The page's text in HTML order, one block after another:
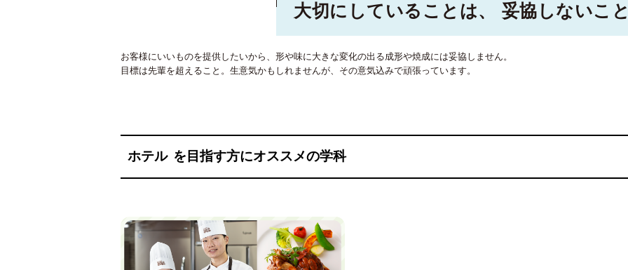
大切にしていることは、 妥協しないこ
お客様にいいものを提供したいから、形や味に大きな変化の出る成形や焼成には妥協しません。
目標は先輩を超えること。生意気かもしれませんが、その意気込みで頑張っています。
ホテル を目指す方にオススメの学科